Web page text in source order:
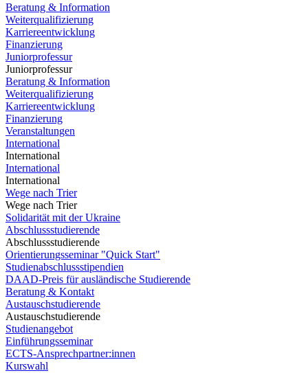
Beratung & Information
Weiterqualifizierung
Karriereentwicklung
Finanzierung
Juniorprofessur
Juniorprofessur
Beratung & Information
Weiterqualifizierung
Karriereentwicklung
Finanzierung
Veranstaltungen
International
International
International
International
Wege nach Trier
Wege nach Trier
Solidarität mit der Ukraine
Abschlussstudierende
Abschlussstudierende
Orientierungsseminar "Quick Start"
Studienabschlussstipendien
DAAD-Preis für ausländische Studierende
Beratung & Kontakt
Austauschstudierende
Austauschstudierende
Studienangebot
Einführungsseminar
ECTS-Ansprechpartner:innen
Kurswahl